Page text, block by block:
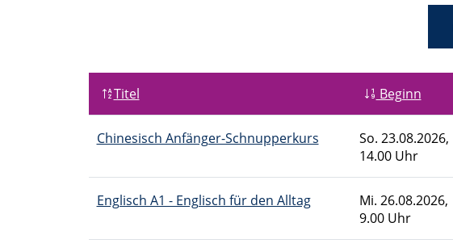
Titel Beginn
Chinesisch Anfänger-Schnupperkurs So. 23.08.2026,
14.00 Uhr
Englisch A1 - Englisch für den Alltag Mi. 26.08.2026,
9.00 Uhr